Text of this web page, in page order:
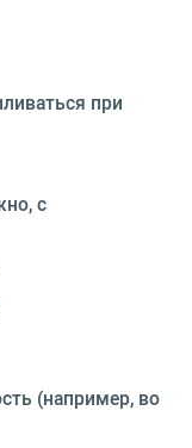
при
с
(например, во